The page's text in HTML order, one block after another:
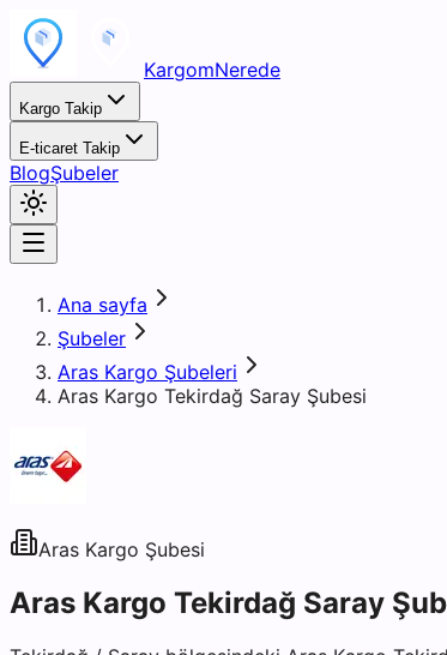
KargomNerede
Kargo Takip
E-ticaret Takip
BlogŞubeler
Ana sayfa
Şubeler
Aras Kargo Şubeleri
Aras Kargo Tekirdağ Saray Şubesi
Aras Kargo Şubesi
Aras Kargo Tekirdağ Saray